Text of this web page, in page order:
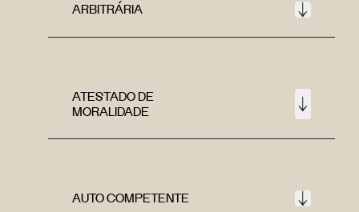
ARBITRÁRIA
ATESTADO DE
MORALIDADE
AUTO COMPETENTE